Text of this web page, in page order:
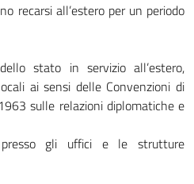
recarsi all’estero per un periodo
stato in servizio all’estero,
ai sensi delle Convenzioni di
sulle relazioni diplomatiche e
gli uffici e le strutture